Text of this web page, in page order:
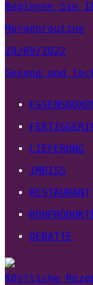
Beginnen Sie
Morgenroutine
28/09/2022
Gesund und
LIEFERUNG
IMBISS
RESTAURANT
DEBATTE
Köstliche